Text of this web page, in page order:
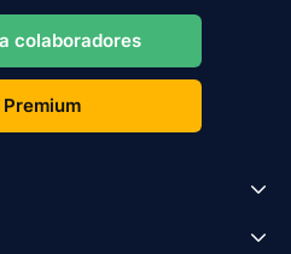
colaboradores